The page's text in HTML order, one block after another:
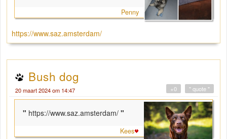
Penny
https://www.saz.amsterdam/
Bush dog
20 maart 2024 om 14:47 " quote "
+0
" https://www.saz.amsterdam/ "
Kees